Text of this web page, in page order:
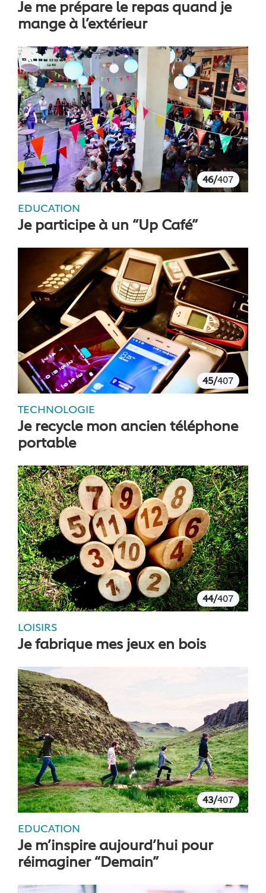
Je me prépare le repas quand je
mange à l’extérieur
46/407
EDUCATION
Je participe à un “Up Café”
45/407
TECHNOLOGIE
Je recycle mon ancien téléphone
portable
44/407
LOISIRS
Je fabrique mes jeux en bois
43/407
EDUCATION
Je m’inspire aujourd’hui pour
réimaginer “Demain”